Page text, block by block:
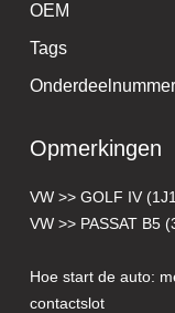
OEM
Tags
Onderdeelnummer
Opmerkingen
VW >> GOLF IV
VW >> PASSAT B5
Hoe start de auto:
contactslot